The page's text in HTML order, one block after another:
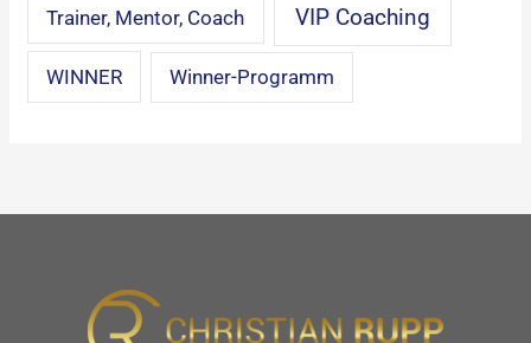
Trainer, Mentor, Coach VIP Coaching
WINNER Winner-Programm